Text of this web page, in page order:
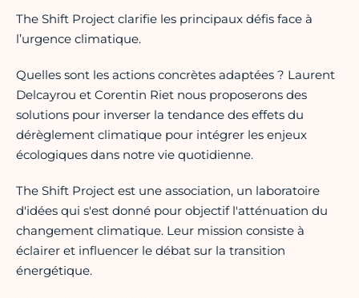
The Shift Project clarifie les principaux défis face à
l’urgence climatique.
Quelles sont les actions concrètes adaptées ? Laurent
Delcayrou et Corentin Riet nous proposerons des
solutions pour inverser la tendance des effets du
dérèglement climatique pour intégrer les enjeux
écologiques dans notre vie quotidienne.
The Shift Project est une association, un laboratoire
d'idées qui s'est donné pour objectif l'atténuation du
changement climatique. Leur mission consiste à
éclairer et influencer le débat sur la transition
énergétique.